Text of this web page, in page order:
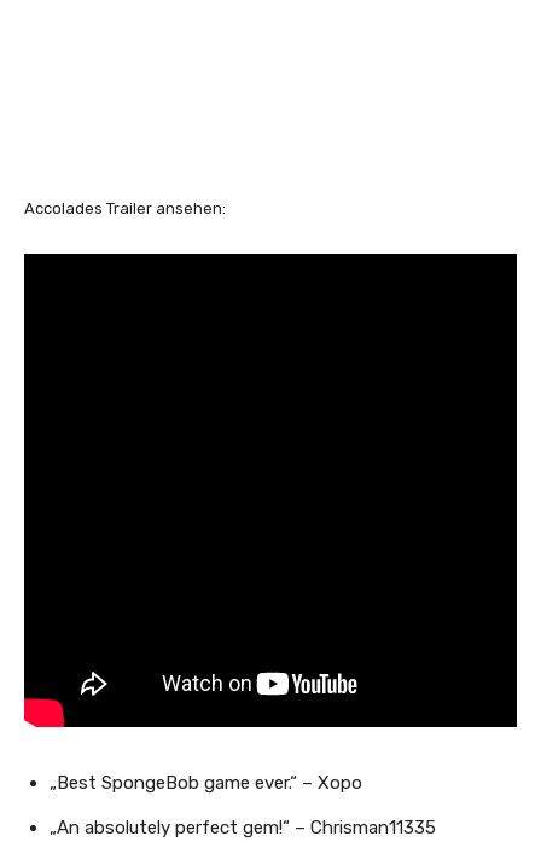
Accolades Trailer ansehen:
„Best SpongeBob game ever.“ – Xopo
„An absolutely perfect gem!“ – Chrisman11335